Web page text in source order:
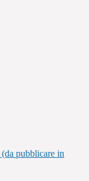
pubblicare in